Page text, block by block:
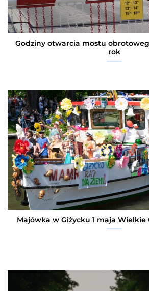
Godziny otwarcia mostu
rok
Majówka w Giżycku 1 maja Wielkie